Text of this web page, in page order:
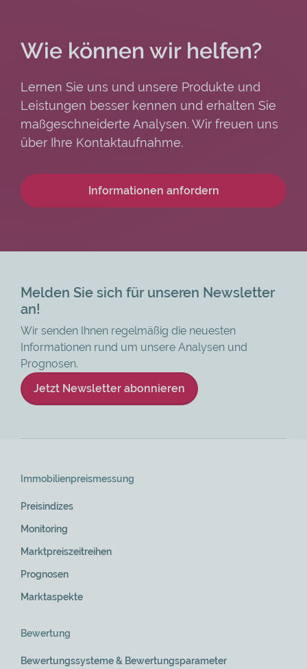
Wie können wir helfen?
Lernen Sie uns und unsere Produkte und
Leistungen besser kennen und erhalten Sie
maßgeschneiderte Analysen. Wir freuen uns
über Ihre Kontaktaufnahme.
Informationen anfordern
Melden Sie sich für unseren Newsletter
an!
Wir senden Ihnen regelmäßig die neuesten
Informationen rund um unsere Analysen und
Prognosen.
Jetzt Newsletter abonnieren
Navigation
Immobilienpreis­messung
Preisindizes
Monitoring
Marktpreiszeitreihen
Prognosen
Marktaspekte
Bewertung
Bewertungssysteme & Bewertungsparameter